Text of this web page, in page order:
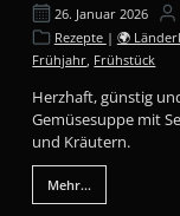
26. Januar 2026
Rezepte | 🌍
Frühjahr, Frühstück
Herzhaft, günstig
Gemüsesuppe mit
und Kräutern.
Mehr...